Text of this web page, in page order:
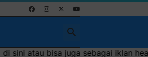
sebagai iklan headliner di atas